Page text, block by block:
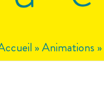
»Animations »